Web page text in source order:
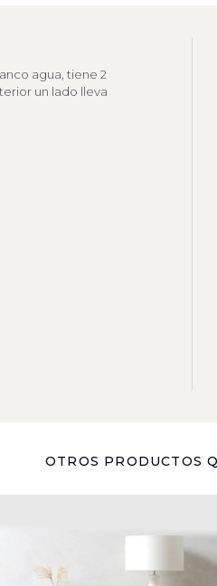
agua, tiene 2
un lado lleva
OTROS PRODUCTOS